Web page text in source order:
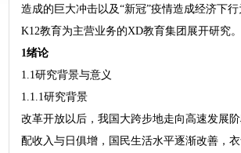
造成的巨大冲击以及“新冠”疫情造成经济下
K12教育为主营业务的XD教育集团展开研究。
1绪论
1.1研究背景与意义
1.1.1研究背景
改革开放以后，我国大跨步地走向高速发展
配收入与日俱增，国民生活水平逐渐改善，